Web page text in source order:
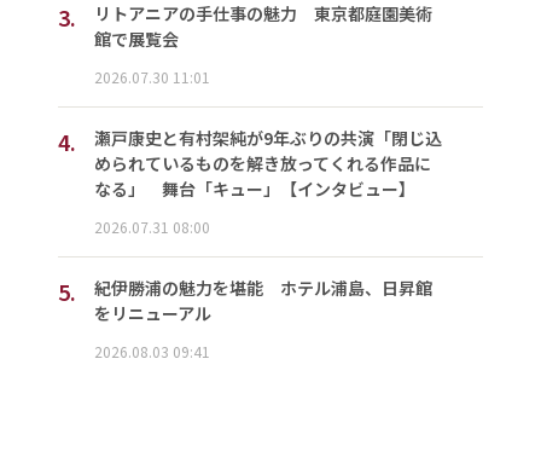
3.
リトアニアの手仕事の魅力 東京都庭園美術
館で展覧会
2026.07.30 11:01
4.
瀬戸康史と有村架純が9年ぶりの共演「閉じ込
められているものを解き放ってくれる作品に
なる」 舞台「キュー」【インタビュー】
2026.07.31 08:00
5.
紀伊勝浦の魅力を堪能 ホテル浦島、日昇館
をリニューアル
2026.08.03 09:41